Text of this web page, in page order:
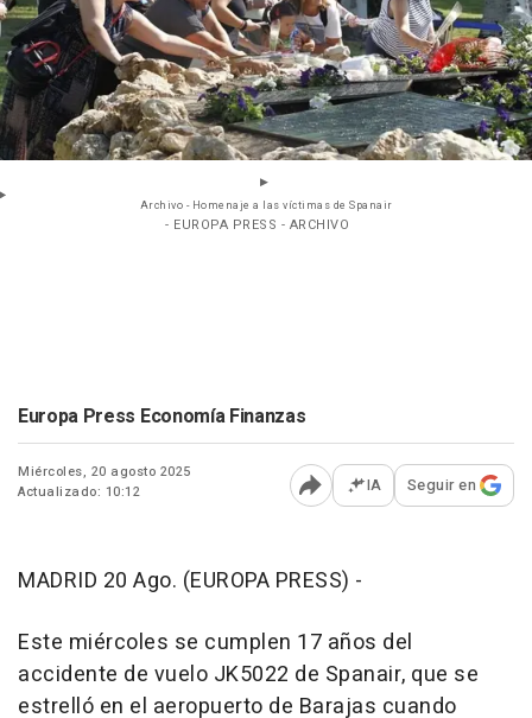
Archivo - Homenaje a las víctimas de Spanair
- EUROPA PRESS - ARCHIVO
Europa Press Economía Finanzas
Miércoles, 20 agosto 2025
Actualizado: 10:12
Abrir opciones para
IA Seguir en
MADRID 20 Ago. (EUROPA PRESS) -
Este miércoles se cumplen 17 años del
accidente de vuelo JK5022 de Spanair, que se
estrelló en el aeropuerto de Barajas cuando